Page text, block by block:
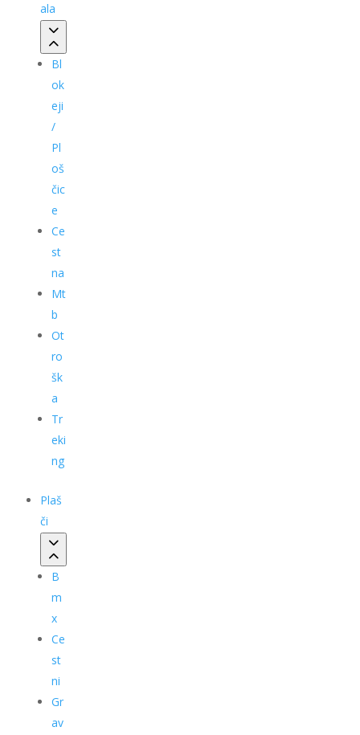
ala
Bl
ok
eji
/
Pl
oš
čic
e
Ce
st
na
Mt
b
Ot
ro
šk
a
Tr
eki
ng
Plaš
či
B
m
x
Ce
st
ni
Gr
av